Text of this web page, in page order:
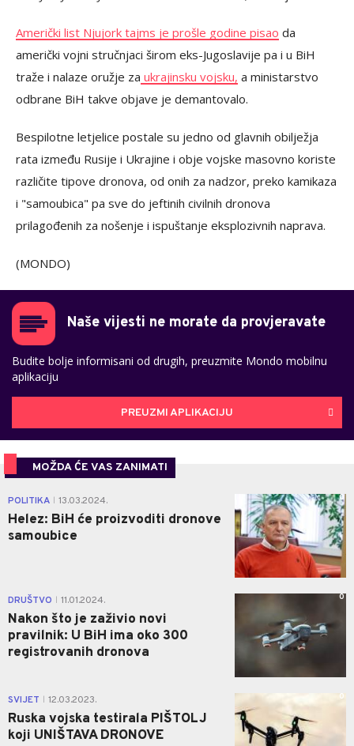
Američki list Njujork tajms je prošle godine pisao da
američki vojni stručnjaci širom eks-Jugoslavije pa i u BiH
traže i nalaze oružje za ukrajinsku vojsku, a ministarstvo
odbrane BiH takve objave je demantovalo.
Bespilotne letjelice postale su jedno od glavnih obilježja
rata između Rusije i Ukrajine i obje vojske masovno koriste
različite tipove dronova, od onih za nadzor, preko kamikaza
i "samoubica" pa sve do jeftinih civilnih dronova
prilagođenih za nošenje i ispuštanje eksplozivnih naprava.
(MONDO)
Naše vijesti ne morate da provjeravate
Budite bolje informisani od drugih, preuzmite Mondo mobilnu
aplikaciju
PREUZMI APLIKACIJU
MOŽDA ĆE VAS ZANIMATI
POLITIKA 13.03.2024.
Helez: BiH će proizvoditi dronove
samoubice
0
DRUŠTVO 11.01.2024.
Nakon što je zaživio novi
pravilnik: U BiH ima oko 300
registrovanih dronova
0
SVIJET 12.03.2023.
Ruska vojska testirala PIŠTOLJ
koji UNIŠTAVA DRONOVE
0